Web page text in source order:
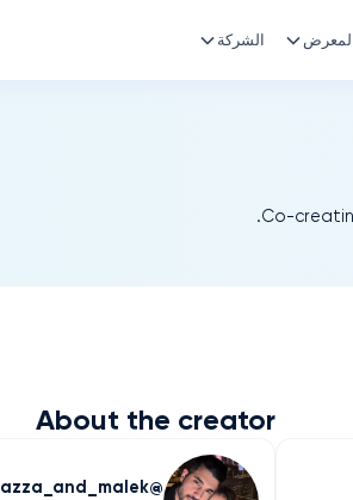
المعرض الشركة
Co-
About the creator
azza_and_malek